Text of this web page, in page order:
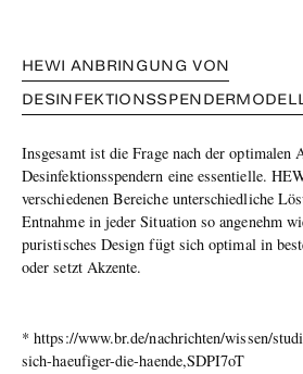
HEWI ANBRINGUNG VON
Insgesamt ist die Frage nach der optimalen
Desinfektionsspendern eine essentielle.
verschiedenen Bereiche unterschiedliche
Entnahme in jeder Situation so angenehm
puristisches Design fügt sich optimal in
oder setzt Akzente.
* https://www.br.de/nachrichten/wissen/
sich-haeufiger-die-haende,SDPI7oT